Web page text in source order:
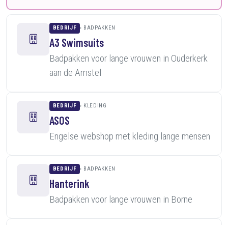
BEDRIJF BADPAKKEN
A3 Swimsuits
Badpakken voor lange vrouwen in Ouderkerk
aan de Amstel
BEDRIJF KLEDING
ASOS
Engelse webshop met kleding lange mensen
BEDRIJF BADPAKKEN
Hanterink
Badpakken voor lange vrouwen in Borne